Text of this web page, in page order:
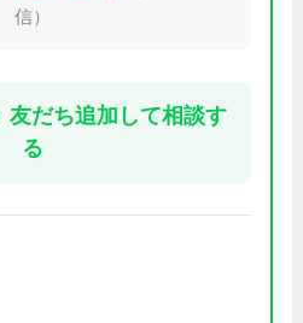
信）
友だち追加して相談す
る